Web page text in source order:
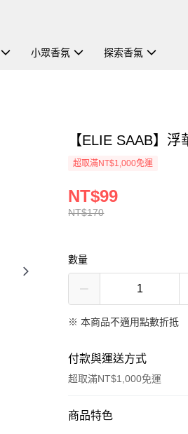
小眾香氛 探索香氣
【ELIE SAAB】
超取滿NT$1,000免運
NT$170
NT$99
數量
※ 本商品不適用點數折抵
付款與運送方式
超取滿NT$1,000免運
付款方式
商品特色